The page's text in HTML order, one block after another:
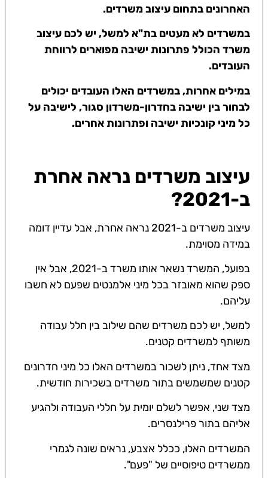
האחרונים בתחום עיצוב משרדים.
במשרדים לא מעטים בת"א למשל, יש לכם עיצוב
משרד הכולל פתרונות ישיבה מפוארים לרווחת
העובדים.
במילים אחרות, במשרדים האלו העובדים יכולים
לבחור בין ישיבה בחדרון-משרדון סגור, לישיבה על
כל מיני קונכיות ישיבה ופתרונות אחרים.
עיצוב משרדים נראה אחרת
ב-2021?
עיצוב משרדים ב-2021 נראה אחרת, אבל עדיין דומה
במידה מסוימת.
בפועל, המשרד נשאר אותו משרד ב-2021, אבל אין
ספק שהוא מאובזר בכל מיני אלמנטים שפעם לא חשבו
עליהם.
למשל, יש לכם משרדים שהם שילוב בין חלל עבודה
משותף למשרדים קטנים.
מצד אחד, ניתן לשכור במשרדים האלו כל מיני חדרונים
קטנים שמשמשים בתור משרדים בשכירות חודשית.
מצד שני, אפשר לשלם יומית על חללי העבודה ולהגיע
אליהם בתור פרילנסרים.
המשרדים האלו, ככלל אצבע, נראים שונה לגמרי
ממשרדים טיפוסיים של "פעם".